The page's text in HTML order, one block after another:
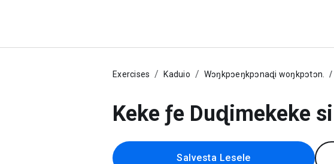
Exercises Kaduio Wɔŋkpɔeŋkpɔnaɖi woŋkpɔtɔn.
Keke ƒe Duɖimekeke
Salvesta Lesele